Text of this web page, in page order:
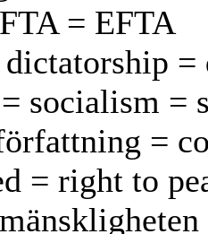
= EFTA
socialism =
=
= right to